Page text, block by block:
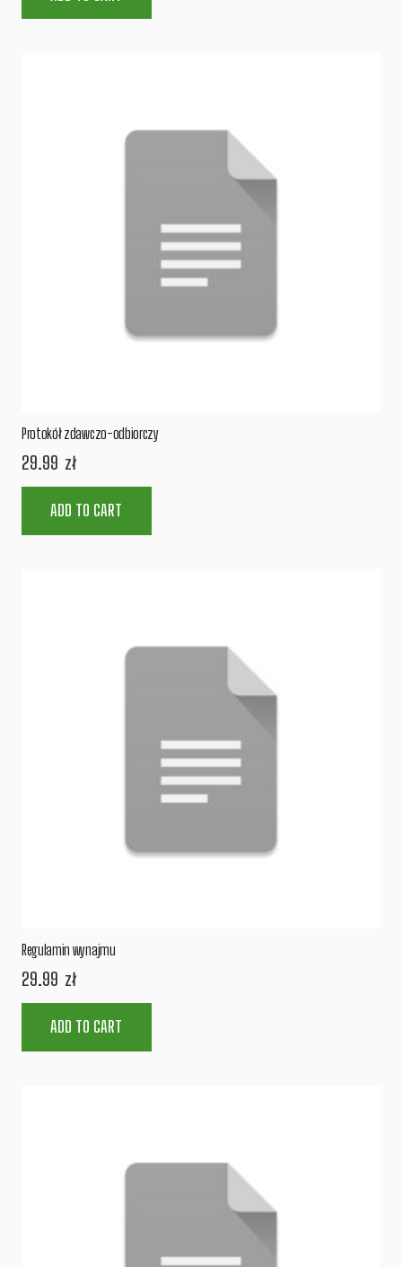
Protokół zdawczo-odbiorczy
29.99 zł
ADD TO CART
Regulamin wynajmu
29.99 zł
ADD TO CART